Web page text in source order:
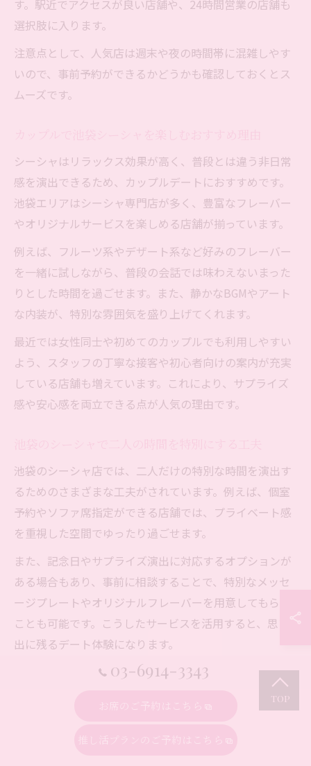
す。駅近でアクセスが良い店舗や、24時間営業の店舗も
選択肢に入ります。
注意点として、人気店は週末や夜の時間帯に混雑しやす
いので、事前予約ができるかどうかも確認しておくとス
ムーズです。
シーシャはリラックス効果が高く、普段とは違う非日常
感を演出できるため、カップルデートにおすすめです。
池袋エリアはシーシャ専門店が多く、豊富なフレーバー
やオリジナルサービスを楽しめる店舗が揃っています。
例えば、フルーツ系やデザート系など好みのフレーバー
を一緒に試しながら、普段の会話では味わえないまった
りとした時間を過ごせます。また、静かなBGMやアート
な内装が、特別な雰囲気を盛り上げてくれます。
最近では女性同士や初めてのカップルでも利用しやすい
よう、スタッフの丁寧な接客や初心者向けの案内が充実
している店舗も増えています。これにより、サプライズ
感や安心感を両立できる点が人気の理由です。
池袋のシーシャ店では、二人だけの特別な時間を演出す
るためのさまざまな工夫がされています。例えば、個室
予約やソファ席指定ができる店舗では、プライベート感
を重視した空間でゆったり過ごせます。
また、記念日やサプライズ演出に対応するオプションが
ある場合もあり、事前に相談することで、特別なメッセ
ージプレートやオリジナルフレーバーを用意してもらう
ことも可能です。こうしたサービスを活用すると、思い
出に残るデート体験になります。
注意点として、サプライズ演出や個室利用は追加料金が
発生する場合がありますので、事前に料金システムやサ
ービス内容をしっかり確認することが大切です。
03-6914-3343
お席のご予約はこちら
推し活プランのご予約はこちら